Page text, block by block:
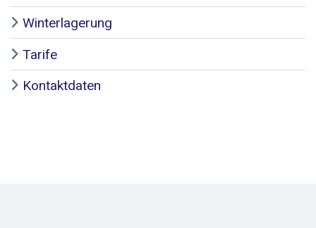
Winterlagerung
Tarife
Kontaktdaten